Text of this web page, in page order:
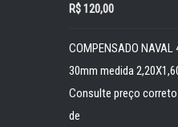
R$120,00
COMPENSADO NAVAL
30mm medida
Consulte preço
de